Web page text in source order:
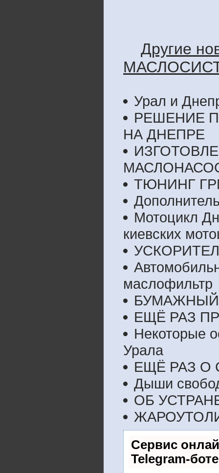
Другие
Урал и
РЕШЕНИЕ
НА ДНЕПРЕ
ТЮНИНГ
Мотоцикл
киевских
маслофильтр
БУМАЖНЫЙ
ЕЩЁ РАЗ
Некоторые
Урала
ЕЩЁ РАЗ О
Дыши
ОБ
Сервис
Telegram-боте